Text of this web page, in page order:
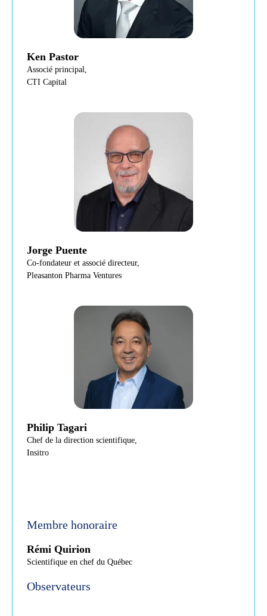
Ken Pastor
Associé principal,
CTI Capital
Jorge Puente
Co-fondateur et associé directeur,
Pleasanton Pharma Ventures
Philip Tagari
Chef de la direction scientifique,
Insitro
Membre honoraire
Rémi Quirion
Scientifique en chef du Québec
Observateurs